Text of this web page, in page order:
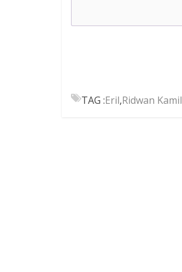
TAG :Eril,Ridwan Kamil